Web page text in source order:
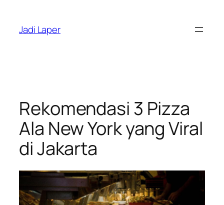
content
Jadi Laper
Rekomendasi 3 Pizza
Ala New York yang Viral
di Jakarta